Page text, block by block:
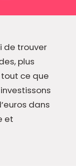
de trouver
plus
ce que
dans
et